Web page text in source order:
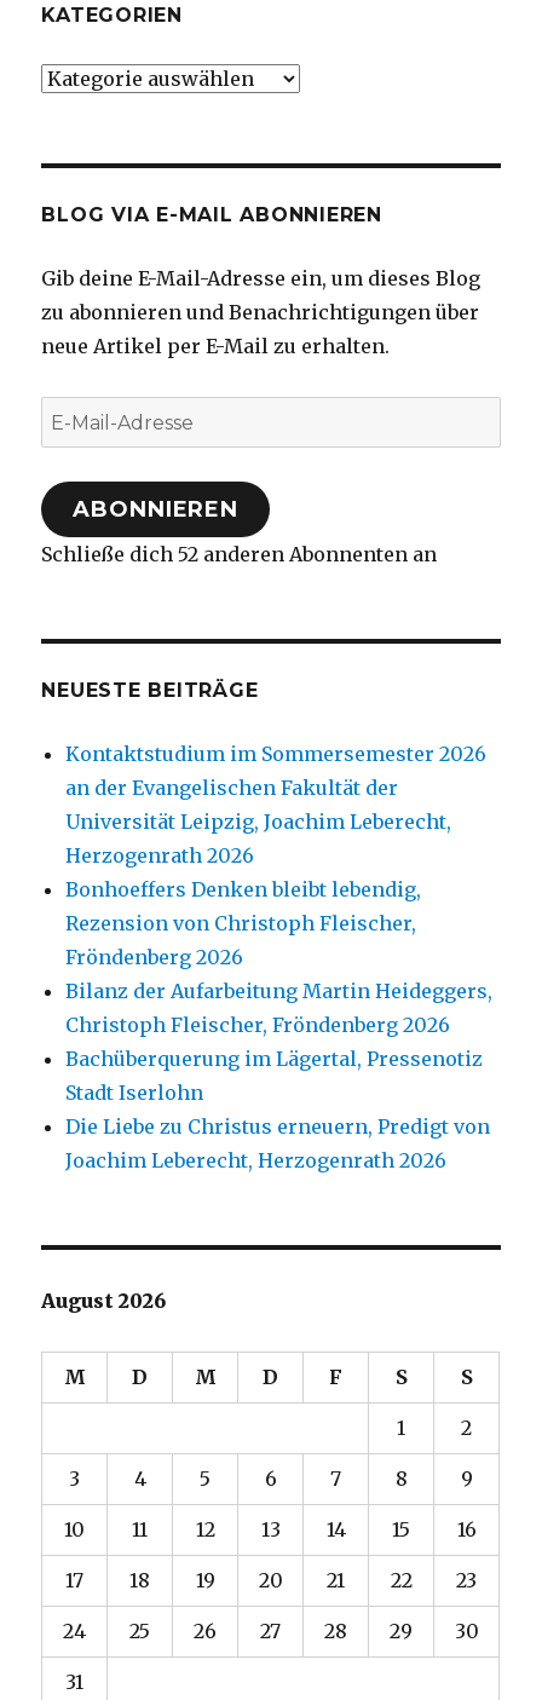
KATEGORIEN
Kategorien
BLOG VIA E-MAIL ABONNIEREN
Gib deine E-Mail-Adresse ein, um dieses Blog
zu abonnieren und Benachrichtigungen über
neue Artikel per E-Mail zu erhalten.
E-
Mail-
Adresse
ABONNIEREN
Schließe dich 52 anderen Abonnenten an
NEUESTE BEITRÄGE
Kontaktstudium im Sommersemester 2026
an der Evangelischen Fakultät der
Universität Leipzig, Joachim Leberecht,
Herzogenrath 2026
Bonhoeffers Denken bleibt lebendig,
Rezension von Christoph Fleischer,
Fröndenberg 2026
Bilanz der Aufarbeitung Martin Heideggers,
Christoph Fleischer, Fröndenberg 2026
Bachüberquerung im Lägertal, Pressenotiz
Stadt Iserlohn
Die Liebe zu Christus erneuern, Predigt von
Joachim Leberecht, Herzogenrath 2026
August 2026
M D M D F S S
1 2
3 4 5 6 7 8 9
10 11 12 13 14 15 16
17 18 19 20 21 22 23
24 25 26 27 28 29 30
31